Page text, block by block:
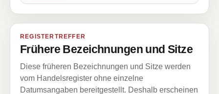
REGISTERTREFFER
Frühere Bezeichnungen und Sitze
Diese früheren Bezeichnungen und Sitze werden
vom Handelsregister ohne einzelne
Datumsangaben bereitgestellt. Deshalb erscheinen